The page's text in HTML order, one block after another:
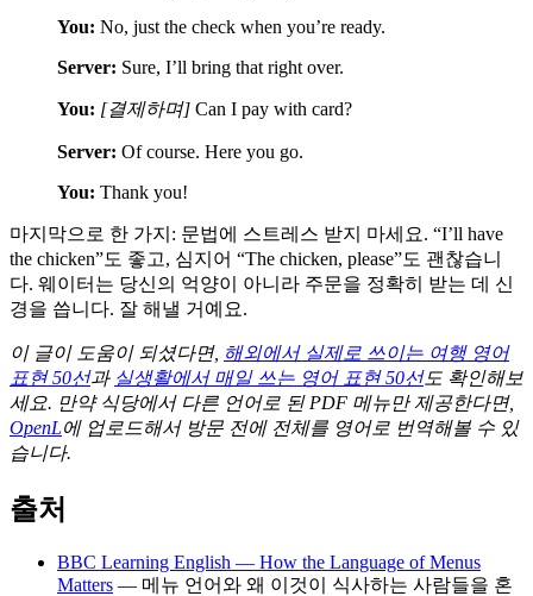
You: No, just the check when you’re ready.
Server: Sure, I’ll bring that right over.
You: [결제하며] Can I pay with card?
Server: Of course. Here you go.
You: Thank you!
마지막으로 한 가지: 문법에 스트레스 받지 마세요. “I’ll have
the chicken”도 좋고, 심지어 “The chicken, please”도 괜찮습니
다. 웨이터는 당신의 억양이 아니라 주문을 정확히 받는 데 신
경을 씁니다. 잘 해낼 거예요.
이 글이 도움이 되셨다면, 해외에서 실제로 쓰이는 여행 영어
표현 50선과 실생활에서 매일 쓰는 영어 표현 50선도 확인해보
세요. 만약 식당에서 다른 언어로 된 PDF 메뉴만 제공한다면,
OpenL에 업로드해서 방문 전에 전체를 영어로 번역해볼 수 있
습니다.
출처
BBC Learning English — How the Language of Menus
Matters — 메뉴 언어와 왜 이것이 식사하는 사람들을 혼